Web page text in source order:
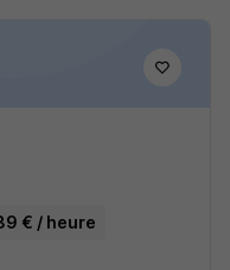
€ / heure